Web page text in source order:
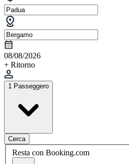
08/08/2026
+ Ritorno
1 Passeggero
Cerca
Resta con Booking.com